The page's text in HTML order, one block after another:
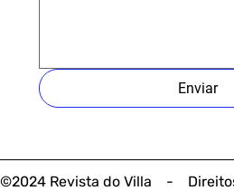
©2024 Revista do Villa -
Enviar